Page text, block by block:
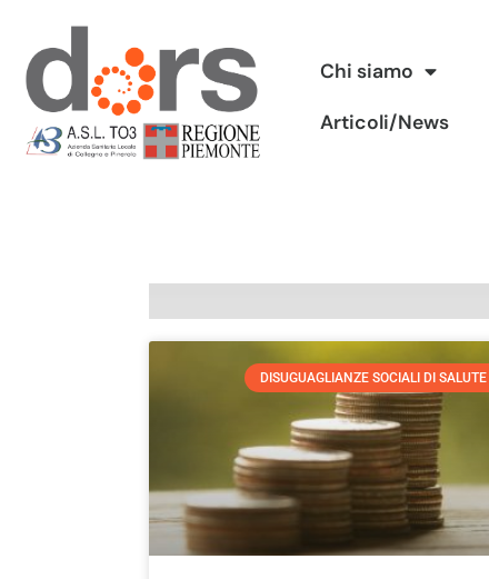
Vai
al
contenuto
Chi siamo
Articoli/News
DISUGUAGLIANZE SOCIALI DI SALUTE